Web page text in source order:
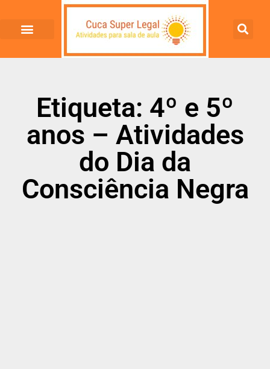
Etiqueta: 4º e 5º
anos – Atividades
do Dia da
Consciência Negra